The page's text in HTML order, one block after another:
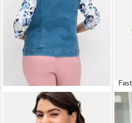
SIEH AN!Jerseyweste Jeans-